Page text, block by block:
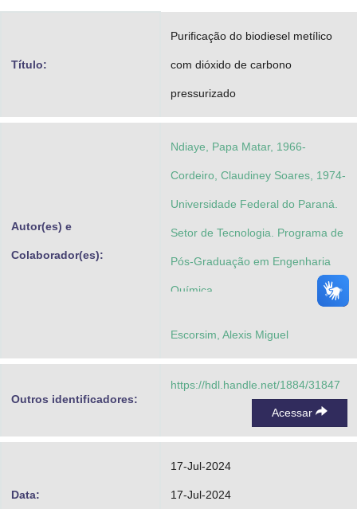
Planalto
Título:
Purificação do biodiesel metílico
com dióxido de carbono
pressurizado
Autor(es) e
Colaborador(es):
Ndiaye, Papa Matar, 1966-
Cordeiro, Claudiney Soares, 1974-
Universidade Federal do Paraná.
Setor de Tecnologia. Programa de
Pós-Graduação em Engenharia
Química
Escorsim, Alexis Miguel
Outros identificadores:
https://hdl.handle.net/1884/31847
Acessar
Data:
17-Jul-2024
17-Jul-2024